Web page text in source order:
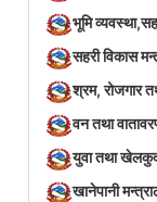
भूमि
सहरी विकास
श्रम, रोजगार
वन तथा
युवा तथा
खानेपानी